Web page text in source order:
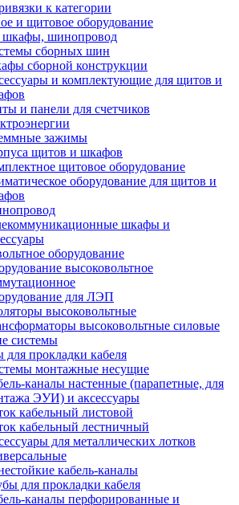
к категории
и щитовое оборудование
шинопровод
сборных шин
сборной конструкции
и комплектующие для щитов и
и панели для счетчиков
зажимы
щитов и шкафов
щитовое оборудование
оборудование для щитов и
шкафы и
оборудование
высоковольтное
для ЛЭП
высоковольтные
высоковольтные силовые
системы
прокладки кабеля
монтажные несущие
каналы настенные (парапетные, для
ЭУИ) и аксессуары
кабельный листовой
кабельный лестничный
для металлических лотков
кабель-каналы
для прокладки кабеля
каналы перфорированные и